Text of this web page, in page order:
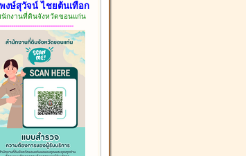
งษ์สุวัจน์ ไชยต้นเทือก
นักงานที่ดินจังหวัดขอนแก่น